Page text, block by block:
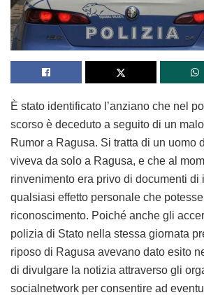
È stato identificato l’anziano che nel
scorso è deceduto a seguito di un
Rumor a Ragusa. Si tratta di un uomo
viveva da solo a Ragusa, e che al
rinvenimento era privo di documenti di
qualsiasi effetto personale che
riconoscimento. Poiché anche gli
polizia di Stato nella stessa giornata
riposo di Ragusa avevano dato esito
di divulgare la notizia attraverso gli
socialnetwork per consentire ad